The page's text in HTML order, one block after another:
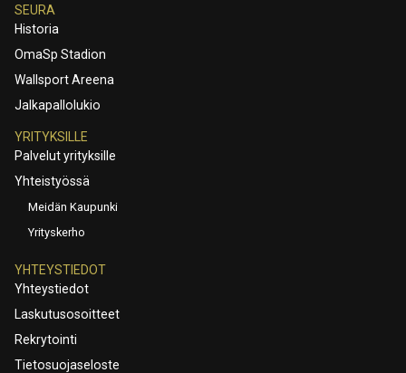
SEURA
Historia
OmaSp Stadion
Wallsport Areena
Jalkapallolukio
YRITYKSILLE
Palvelut yrityksille
Yhteistyössä
Meidän Kaupunki
Yrityskerho
YHTEYSTIEDOT
Yhteystiedot
Laskutusosoitteet
Rekrytointi
Tietosuojaseloste